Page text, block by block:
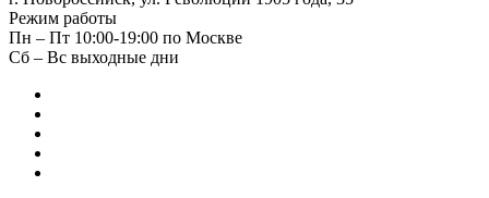
Режим работы
Пн – Пт 10:00-19:00 по Москве
Сб – Вс выходные дни